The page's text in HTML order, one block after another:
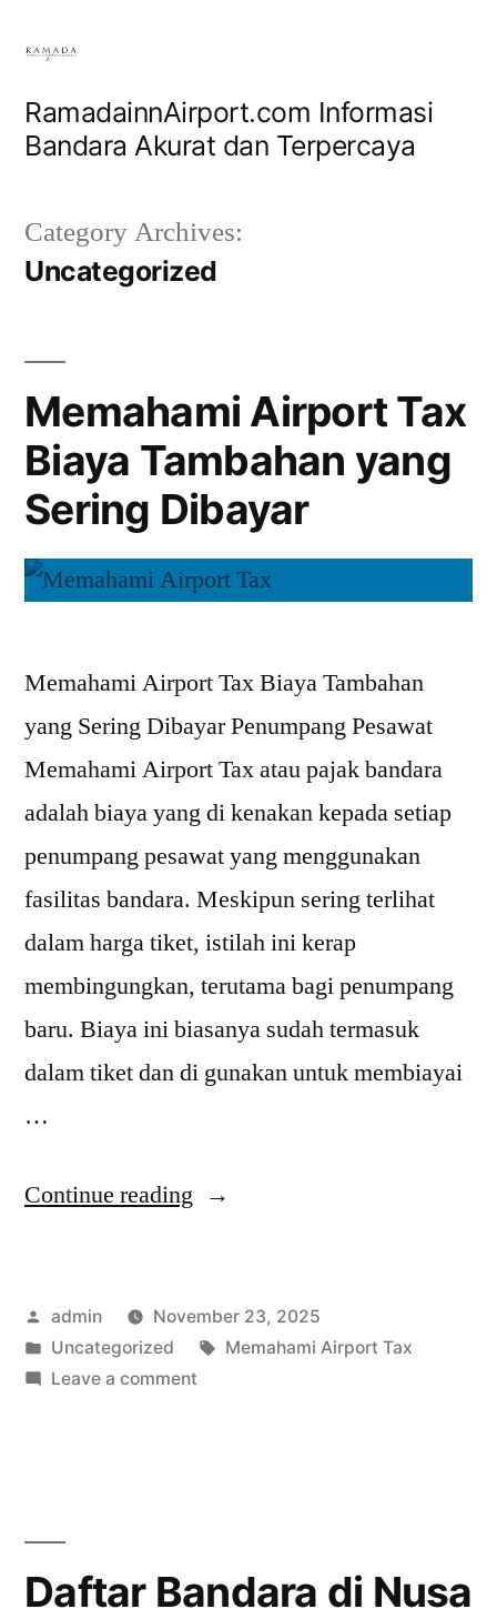
content
RamadainnAirport.com Informasi
Bandara Akurat dan Terpercaya
Category Archives:
Uncategorized
Memahami Airport Tax
Biaya Tambahan yang
Sering Dibayar
Memahami Airport Tax Biaya Tambahan
yang Sering Dibayar Penumpang Pesawat
Memahami Airport Tax atau pajak bandara
adalah biaya yang di kenakan kepada setiap
penumpang pesawat yang menggunakan
fasilitas bandara. Meskipun sering terlihat
dalam harga tiket, istilah ini kerap
membingungkan, terutama bagi penumpang
baru. Biaya ini biasanya sudah termasuk
dalam tiket dan di gunakan untuk membiayai
…
Continue reading “Memahami
Biaya
Tambahan
Posted
by
admin
November 23, 2025
Posted
in
Uncategorized Tags:
Memahami Airport Tax
Leave a commenton
Sering
Daftar Bandara di Nusa